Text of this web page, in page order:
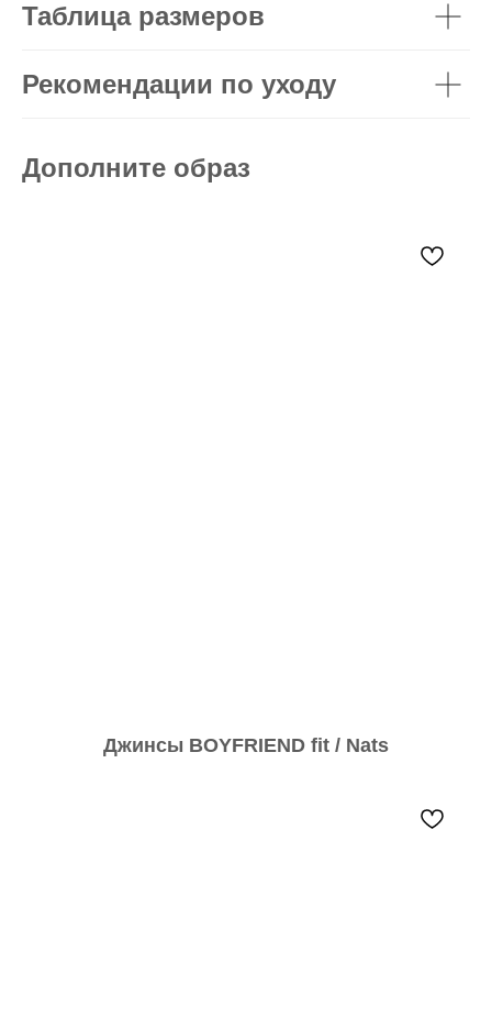
Таблица размеров
Рекомендации по уходу
Дополните образ
Джинсы BOYFRIEND fit / Nats